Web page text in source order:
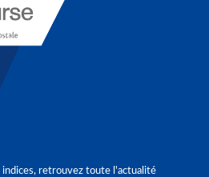
indices, retrouvez toute l'actualité